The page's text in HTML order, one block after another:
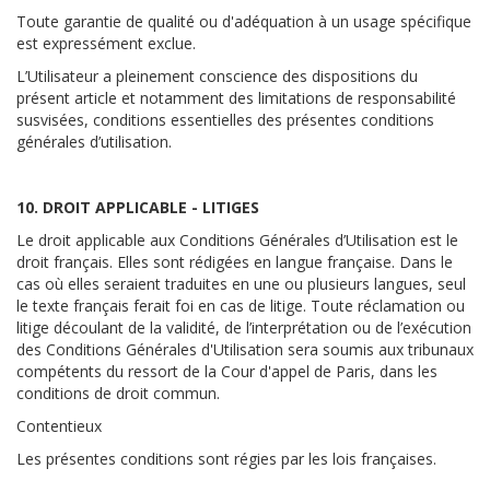
Toute garantie de qualité ou d'adéquation à un usage spécifique
est expressément exclue.
L’Utilisateur a pleinement conscience des dispositions du
présent article et notamment des limitations de responsabilité
susvisées, conditions essentielles des présentes conditions
générales d’utilisation.
10. DROIT APPLICABLE - LITIGES
Le droit applicable aux Conditions Générales d’Utilisation est le
droit français. Elles sont rédigées en langue française. Dans le
cas où elles seraient traduites en une ou plusieurs langues, seul
le texte français ferait foi en cas de litige. Toute réclamation ou
litige découlant de la validité, de l’interprétation ou de l’exécution
des Conditions Générales d'Utilisation sera soumis aux tribunaux
compétents du ressort de la Cour d'appel de Paris, dans les
conditions de droit commun.
Contentieux
Les présentes conditions sont régies par les lois françaises.